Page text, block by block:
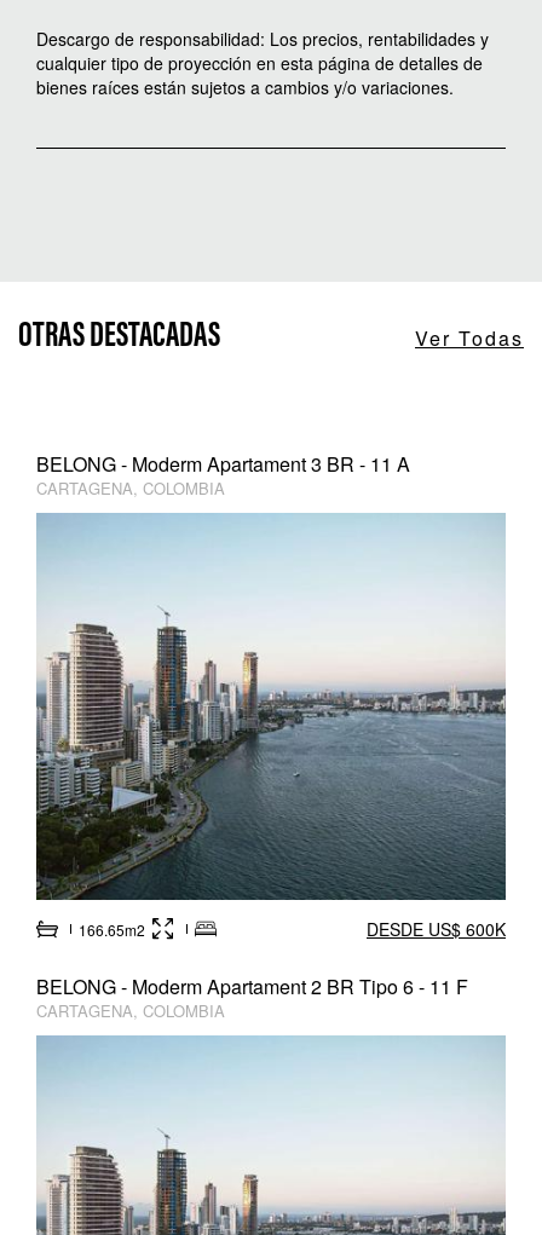
Descargo de responsabilidad: Los precios, rentabilidades y
cualquier tipo de proyección en esta página de detalles de
bienes raíces están sujetos a cambios y/o variaciones.
OTRAS DESTACADAS Ver Todas
BELONG - Moderm Apartament 3 BR - 11 A
CARTAGENA, COLOMBIA
166.65m2 DESDE US$ 600K
BELONG - Moderm Apartament 2 BR Tipo 6 - 11 F
CARTAGENA, COLOMBIA